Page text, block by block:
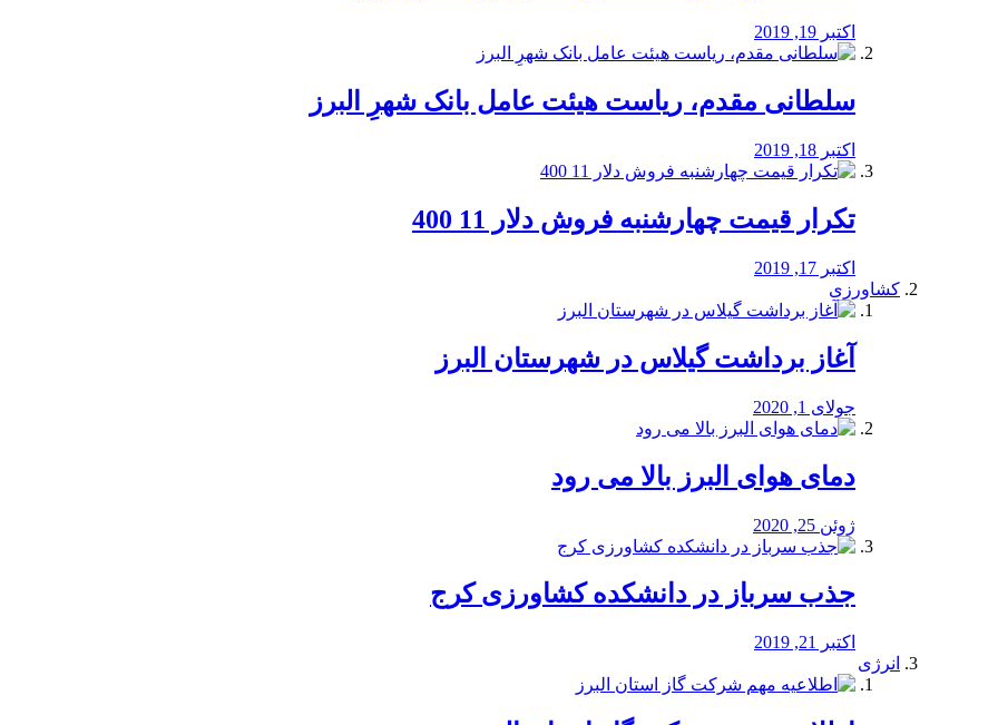
اکتبر 19, 2019
سلطانی مقدم، ریاست هیئت عامل بانک شهرِ البرز
اکتبر 18, 2019
تکرار قیمت چهارشنبه فروش دلار 11 400
اکتبر 17, 2019
کشاورزی
آغاز برداشت گیلاس در شهرستان البرز
جولای 1, 2020
دمای هوای البرز بالا می رود
ژوئن 25, 2020
جذب سرباز در دانشکده کشاورزی کرج
اکتبر 21, 2019
انرژی